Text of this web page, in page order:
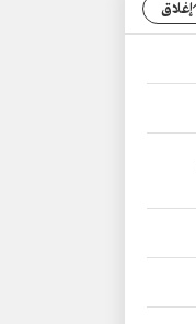
إغلاق